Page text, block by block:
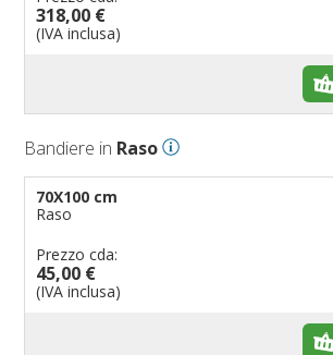
318,00 €
(IVA inclusa)
Bandiere in Raso
70X100 cm
Raso
Prezzo cda:
45,00 €
(IVA inclusa)